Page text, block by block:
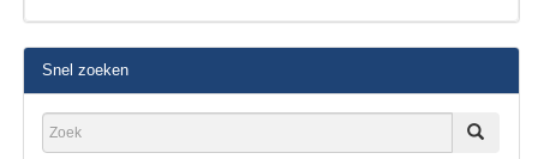
Snel zoeken